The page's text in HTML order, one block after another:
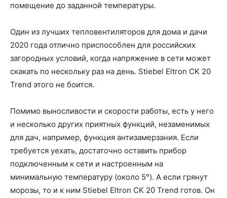
помещение до заданной температуры.
Один из лучших тепловентиляторов для дома и дачи
2020 года отлично приспособлен для российских
загородных условий, когда напряжение в сети может
скакать по нескольку раз на день. Stiebel Eltron CK 20
Trend этого не боится.
Помимо выносливости и скорости работы, есть у него
и несколько других приятных функций, незаменимых
для дач, например, функция антизамерзания. Если
требуется уехать, достаточно оставить прибор
подключенным к сети и настроенным на
минимальную температуру (около 5°). А если грянут
морозы, то и к ним Stiebel Eltron CK 20 Trend готов. Он